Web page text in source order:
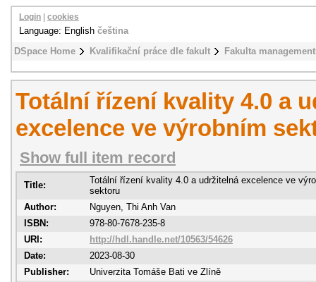
DSpace Home Kvalifikační práce dle fakult Fakulta
Login cookies
Language: English čeština
Totální řízení kvality 4.0 a
excelence ve výrobním
Show full item record
Title:
Totální řízení kvality 4.0 a udržitelná excelence ve
sektoru
Author:
Nguyen, Thi Anh Van
ISBN:
978-80-7678-235-8
URI:
http://hdl.handle.net/10563/54626
Date:
2023-08-30
Publisher:
Univerzita Tomáše Bati ve Zlíně